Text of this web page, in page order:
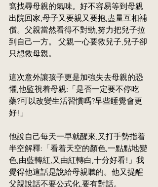
窩找尋母親的氣味。好不容易等到母親
出院回家,母子又要親又要抱,盡量互相補
償。父親當然看得不對勁,努力把兒子拉
到自己一方。 父親一心要救兒子,兒子卻
只想救母親。
這次意外讓孩子更是加強失去母親的恐
懼,他監視着母親:「是否一定要不停吃
藥?可以改變生活習慣嗎?早些睡覺會更
好!」
他說自己每天一早就醒來,又打手勢指着
半空解釋:「看着天空的顏色,一點點地變
色,由藍轉紅,又由紅轉白,十分好看!」我
覺得他這話是說給母親聽的。他又提醒
父親說話不要公式化,要有對話。